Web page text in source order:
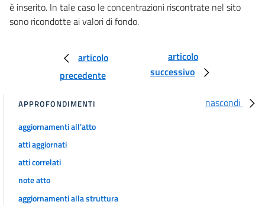
SANZIONI PENALI
137
GESTIONE DELLE RISORSE IDRICHE
PRINCIPI GENERALI E COMPETENZE
141
142
143
144
è inserito. In tale caso le concentrazioni riscontrate nel sito
sono ricondotte ai valori di fondo.
articolo
precedente
articolo
successivo
nascondi
APPROFONDIMENTI
aggiornamenti all'atto
atti aggiornati
atti correlati
note atto
aggiornamenti alla struttura